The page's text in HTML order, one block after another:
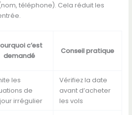
téléphone). Cela réduit les
c’est
demandé
Conseil pratique
les
de
irrégulier
Vérifiez la date
avant d’acheter
les vols